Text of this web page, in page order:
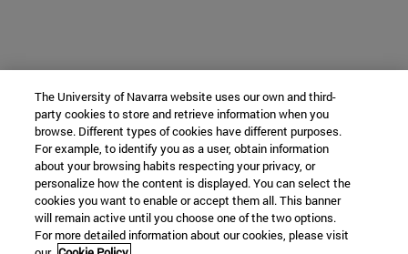
The University of Navarra website uses our own and third-
party cookies to store and retrieve information when you
browse. Different types of cookies have different purposes.
For example, to identify you as a user, obtain information
about your browsing habits respecting your privacy, or
personalize how the content is displayed. You can select the
cookies you want to enable or accept them all. This banner
will remain active until you choose one of the two options.
For more detailed information about our cookies, please visit